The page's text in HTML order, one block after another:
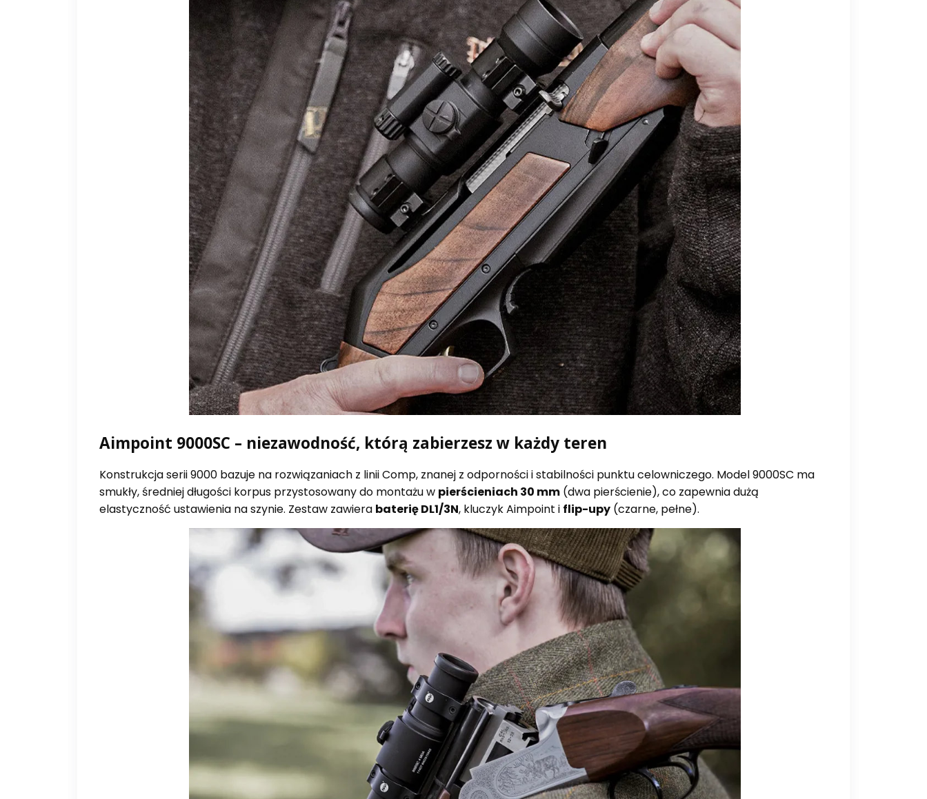
Aimpoint 9000SC – niezawodność, którą zabierzesz w każdy teren
Konstrukcja serii 9000 bazuje na rozwiązaniach z linii Comp, znanej z odporności i stabilności punktu celowniczego. Model 9000SC ma
smukły, średniej długości korpus przystosowany do montażu w pierścieniach 30 mm (dwa pierścienie), co zapewnia dużą
elastyczność ustawienia na szynie. Zestaw zawiera baterię DL1/3N, kluczyk Aimpoint i flip-upy (czarne, pełne).